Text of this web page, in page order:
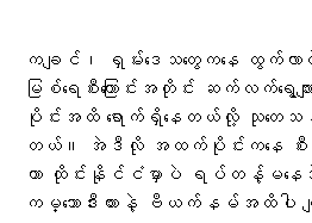
ကချင်၊ ရှမ်းဒေသတွေကနေ ထွက်လ
မြစ်ရေစီးကြောင်းအတိုင်း ဆက်လက်ရွေ့လျ
ပိုင်းအထိ ရောက်ရှိနေတယ်လို့ သုတေသန
တယ်။ အဲဒီလို အထက်ပိုင်းကနေ စီး
ဟာ ထိုင်းနိုင်ငံမှာပဲ ရပ်တန့်မနေဘဲ
ကမ္ဘောဒီးယားနဲ့ ဗီယက်နမ်အထိပါ